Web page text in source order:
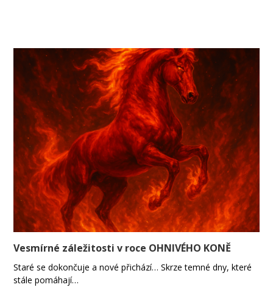
Vesmírné záležitosti v roce OHNIVÉHO KONĚ
Staré se dokončuje a nové přichází… Skrze temné dny, které
stále pomáhají…